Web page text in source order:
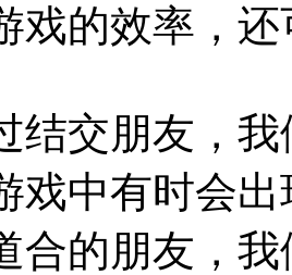
戏的效率，
结交朋友，
戏中有时会
合的朋友，